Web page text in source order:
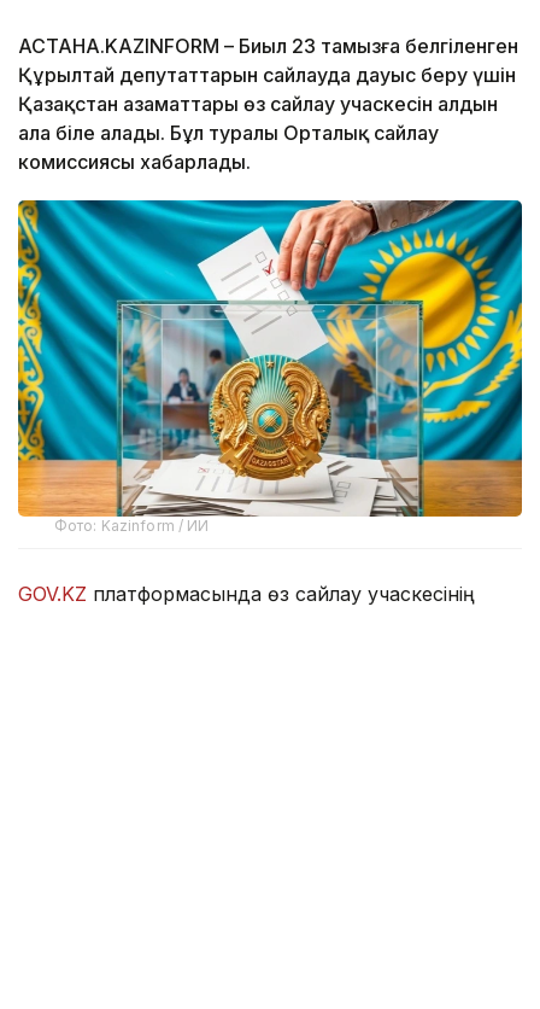
АСТАНА.KAZINFORM – Биыл 23 тамызға белгіленген
Құрылтай депутаттарын сайлауда дауыс беру үшін
Қазақстан азаматтары өз сайлау учаскесін алдын
ала біле алады. Бұл туралы Орталық сайлау
комиссиясы хабарлады.
Фото: Kazinform / ИИ
GOV.KZ платформасында өз сайлау учаскесінің